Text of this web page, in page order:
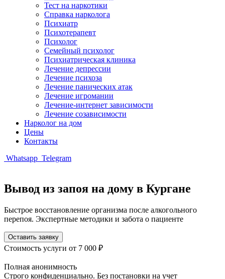
Тест на наркотики
Справка нарколога
Психиатр
Психотерапевт
Психолог
Семейный психолог
Психиатрическая клиника
Лечение депрессии
Лечение психоза
Лечение панических атак
Лечение игромании
Лечение-интернет зависимости
Лечение созависимости
Нарколог на дом
Цены
Контакты
Whatsapp Telegram
Вывод из запоя на дому в Кургане
Быстрое восстановление организма после алкогольного
перепоя. Экспертные методики и забота о пациенте
Оставить заявку
Стоимость услуги от 7 000 ₽
Полная анонимность
Строго конфиденциально. Без постановки на учет